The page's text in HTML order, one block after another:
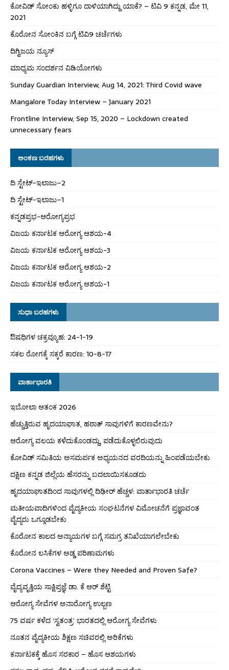
ಕೋವಿಡ್ ಸೋಂಕು ಹಳ್ಳಿಗೂ ದಾಳಿಯಾಗಿದ್ದು ಯಾಕೆ? – ಟಿವಿ 9 ಕನ್ನಡ, ಮೇ 11,
2021
ಕೊರೋನ ಸೋಂಕಿನ ಬಗ್ಗೆ ಟಿವಿ9 ಚರ್ಚೆಗಳು
ದಿಗ್ವಿಜಯ ನ್ಯೂಸ್
ಮಾಧ್ಯಮ ಸಂದರ್ಶನ ವಿಡಿಯೋಗಳು
Sunday Guardian Interview, Aug 14, 2021: Third Covid wave
Mangalore Today Interview – January 2021
Frontline Interview, Sep 15, 2020 – Lockdown created
unnecessary fears
ಅಂಕಣ ಬರಹಗಳು
ದಿ ಸ್ಟೇಟ್‌-ಇಲಾಜು–2
ದಿ ಸ್ಟೇಟ್‌-ಇಲಾಜು–1
ಕನ್ನಡಪ್ರಭ-ಆರೋಗ್ಯಪ್ರಭ
ವಿಜಯ ಕರ್ನಾಟಕ ಆರೋಗ್ಯ ಆಶಯ-4
ವಿಜಯ ಕರ್ನಾಟಕ ಆರೋಗ್ಯ ಆಶಯ-3
ವಿಜಯ ಕರ್ನಾಟಕ ಆರೋಗ್ಯ ಆಶಯ-2
ವಿಜಯ ಕರ್ನಾಟಕ ಆರೋಗ್ಯ ಆಶಯ-1
ಸುಧಾ ಬರಹಗಳು
ಔಷಧಿಗಳ ಚಕ್ರವ್ಯೂಹ: 24-1-19
ಸಕಲ ರೋಗಕ್ಕೆ ಸಕ್ಕರೆ ಕಾರಣ: 10-8-17
ವಾರ್ತಾಭಾರತಿ
ಇಬೋಲಾ ಆತಂಕ 2026
ಹೆಚ್ಚುತ್ತಿರುವ ಹೃದಯಾಘಾತ, ಹಠಾತ್ ಸಾವುಗಳಿಗೆ ಕಾರಣವೇನು?
ಆರೋಗ್ಯ ವಲಯ ಕಳೆದುಕೊಂಡದ್ದು, ಪಡೆದುಕೊಳ್ಳಲಿರುವುದು
ಕೋವಿಡ್ ಸಮಿತಿಯ ಅಸಮರ್ಪಕ ಅಧ್ಯಯನದ ವರದಿಯನ್ನು ಹಿಂಪಡೆಯಬೇಕು
ದಕ್ಷಿಣ ಕನ್ನಡ ಜಿಲ್ಲೆಯ ಹೆಸರನ್ನು ಬದಲಾಯಿಸಕೂಡದು
ಹೃದಯಾಘಾತದಿಂದ ಸಾವುಗಳಲ್ಲಿ ದಿಢೀರ್ ಹೆಚ್ಚಳ: ವಾರ್ತಾಭಾರತಿ ಚರ್ಚೆ
ಮತೀಯವಾದಿಗಳಿಂದ ವೈದ್ಯಕೀಯ ಸಂಘಟನೆಗಳ ವಿಮೋಚನೆಗೆ ಪ್ರಜ್ಞಾವಂತ
ವೈದ್ಯರು ಒಗ್ಗೂಡಬೇಕು
ಕೊರೋನ ಕಾಲದ ಅನ್ಯಾಯಗಳ ಬಗ್ಗೆ ಸಮಗ್ರ ತನಿಖೆಯಾಗಲೇಬೇಕು
ಕೊರೋನ ಲಸಿಕೆಗಳ ಅಡ್ಡ ಪರಿಣಾಮಗಳು
Corona Vaccines – Were they Needed and Proven Safe?
ವೈದ್ಯವೃತ್ತಿಯ ಸಾಕ್ಷಿಪ್ರಜ್ಞೆ ಡಾ. ಕೆ ಆರ್ ಶೆಟ್ಟಿ
ಆರೋಗ್ಯ ಸೇವೆಗಳ ಅನಾರೋಗ್ಯ ಉಲ್ಬಣ
75 ವರ್ಷ ಕಳೆದ ‘ಸ್ವತಂತ್ರ’ ಭಾರತದಲ್ಲಿ ಆರೋಗ್ಯ ಸೇವೆಗಳು
ನೂತನ ವೈದ್ಯಕೀಯ ಶಿಕ್ಷಣ ಸಚಿವರಲ್ಲಿ ಅರಿಕೆಗಳು
ಕರ್ನಾಟಕಕ್ಕೆ ಹೊಸ ಸರಕಾರ – ಹೊಸ ಆಶಯಗಳು